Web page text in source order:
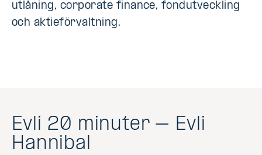
utlåning, corporate finance, fondutveckling
och aktieförvaltning.
Evli 20 minuter – Evli
Hannibal